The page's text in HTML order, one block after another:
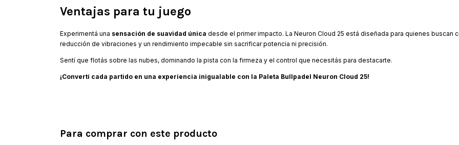
Ventajas para tu juego
Experimentá una sensación de suavidad única desde el primer impacto. La Neuron Cloud 25 está diseñada para quienes buscan
reducción de vibraciones y un rendimiento impecable sin sacrificar potencia ni precisión.
Sentí que flotás sobre las nubes, dominando la pista con la firmeza y el control que necesitás para destacarte.
¡Convertí cada partido en una experiencia inigualable con la Paleta Bullpadel Neuron Cloud 25!
Para comprar con este producto